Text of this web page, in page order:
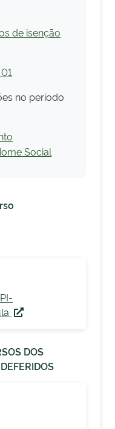
de isenção
no período
Social
DOS